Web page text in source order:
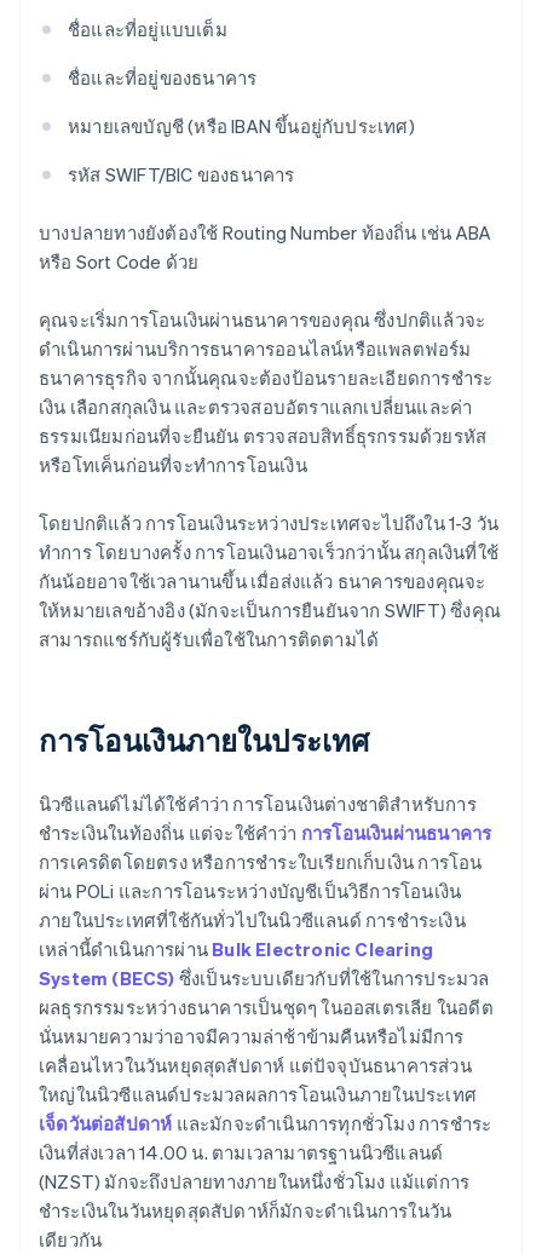
ชื่อและที่อยู่แบบเต็ม
ชื่อและที่อยู่ของธนาคาร
หมายเลขบัญชี (หรือ IBAN ขึ้นอยู่กับประเทศ)
รหัส SWIFT/BIC ของธนาคาร
บางปลายทางยังต้องใช้ Routing Number ท้องถิ่น เช่น ABA
หรือ Sort Code ด้วย
คุณจะเริ่มการโอนเงินผ่านธนาคารของคุณ ซึ่งปกติแล้วจะ
ดำเนินการผ่านบริการธนาคารออนไลน์หรือแพลตฟอร์ม
ธนาคารธุรกิจ จากนั้นคุณจะต้องป้อนรายละเอียดการชำระ
เงิน เลือกสกุลเงิน และตรวจสอบอัตราแลกเปลี่ยนและค่า
ธรรมเนียมก่อนที่จะยืนยัน ตรวจสอบสิทธิ์ธุรกรรมด้วยรหัส
หรือโทเค็นก่อนที่จะทำการโอนเงิน
โดยปกติแล้ว การโอนเงินระหว่างประเทศจะไปถึงใน 1-3 วัน
ทำการ โดยบางครั้ง การโอนเงินอาจเร็วกว่านั้น สกุลเงินที่ใช้
กันน้อยอาจใช้เวลานานขึ้น เมื่อส่งแล้ว ธนาคารของคุณจะ
ให้หมายเลขอ้างอิง (มักจะเป็นการยืนยันจาก SWIFT) ซึ่งคุณ
สามารถแชร์กับผู้รับเพื่อใช้ในการติดตามได้
การโอนเงินภายในประเทศ
นิวซีแลนด์ไม่ได้ใช้คำว่า การโอนเงินต่างชาติสำหรับการ
ชำระเงินในท้องถิ่น แต่จะใช้คำว่า การโอนเงินผ่านธนาคาร
การเครดิตโดยตรง หรือการชำระใบเรียกเก็บเงิน การโอน
ผ่าน POLi และการโอนระหว่างบัญชีเป็นวิธีการโอนเงิน
ภายในประเทศที่ใช้กันทั่วไปในนิวซีแลนด์ การชำระเงิน
เหล่านี้ดำเนินการผ่าน Bulk Electronic Clearing
System (BECS) ซึ่งเป็นระบบเดียวกับที่ใช้ในการประมวล
ผลธุรกรรมระหว่างธนาคารเป็นชุดๆ ในออสเตรเลีย ในอดีต
นั่นหมายความว่าอาจมีความล่าช้าข้ามคืนหรือไม่มีการ
เคลื่อนไหวในวันหยุดสุดสัปดาห์ แต่ปัจจุบันธนาคารส่วน
ใหญ่ในนิวซีแลนด์ประมวลผลการโอนเงินภายในประเทศ
เจ็ดวันต่อสัปดาห์ และมักจะดำเนินการทุกชั่วโมง การชำระ
เงินที่ส่งเวลา 14.00 น. ตามเวลามาตรฐานนิวซีแลนด์
(NZST) มักจะถึงปลายทางภายในหนึ่งชั่วโมง แม้แต่การ
ชำระเงินในวันหยุดสุดสัปดาห์ก็มักจะดำเนินการในวัน
เดียวกัน